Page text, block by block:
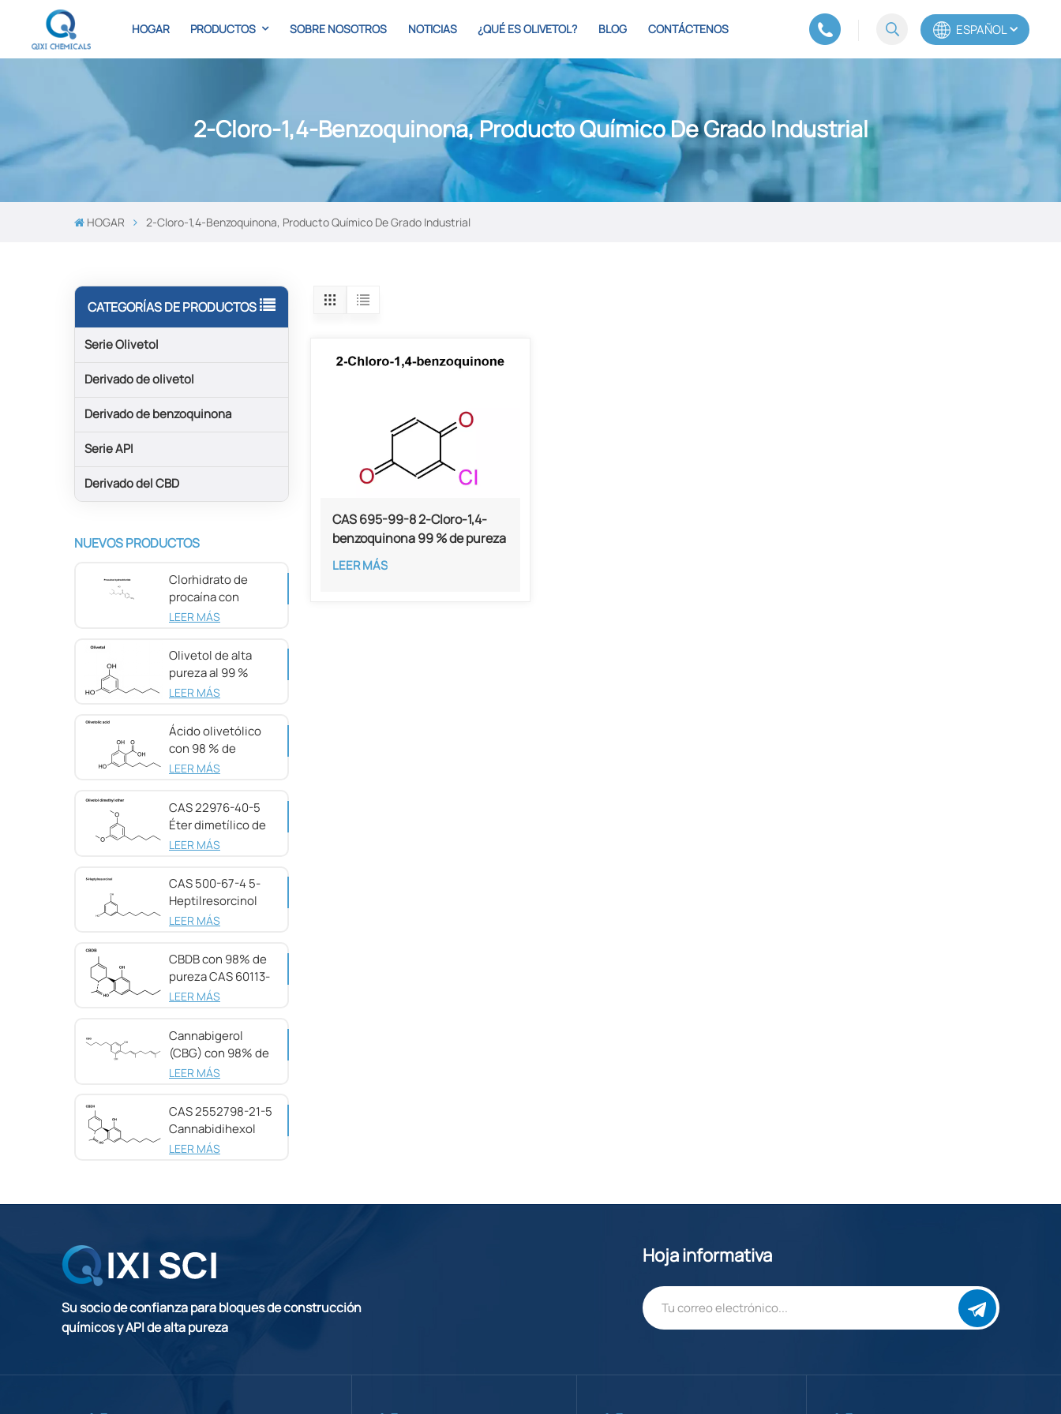
HOGAR PRODUCTOS SOBRE NOSOTROS NOTICIAS ¿QUÉ ES OLIVETOL? BLOG CONTÁCTENOS ESPAÑOL
Español
2-Cloro-1,4-Benzoquinona, Producto Químico De Grado Industrial
HOGAR 2-Cloro-1,4-Benzoquinona, Producto Químico De Grado Industrial
CATEGORÍAS DE PRODUCTOS
Serie Olivetol
Derivado de olivetol
Derivado de benzoquinona
Serie API
Derivado del CBD
NUEVOS PRODUCTOS
Clorhidrato de
procaína con
pureza del 98 %
LEER MÁS
Olivetol de alta
pureza al 99 %
CAS 500-66-3
LEER MÁS
Ácido olivetólico
con 98 % de
pureza CAS 491-
LEER MÁS
CAS 22976-40-5
Éter dimetílico de
olivetol, 98 %
LEER MÁS
CAS 500-67-4 5-
Heptilresorcinol
con 99 % de
LEER MÁS
CBDB con 98% de
pureza CAS 60113-
11-3
LEER MÁS
Cannabigerol
(CBG) con 98% de
pureza CAS
LEER MÁS
CAS 2552798-21-5
Cannabidihexol
(CBDH), 98%
LEER MÁS
CAS 695-99-8 2-Cloro-1,4-
benzoquinona 99 % de pureza
LEER MÁS
Su socio de confianza para bloques de construcción
químicos y API de alta pureza
Hoja informativa